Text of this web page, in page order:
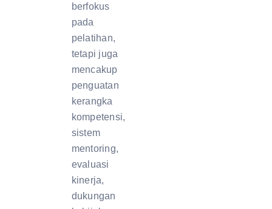
berfokus
pada
pelatihan,
tetapi juga
mencakup
penguatan
kerangka
kompetensi,
sistem
mentoring,
evaluasi
kinerja,
dukungan